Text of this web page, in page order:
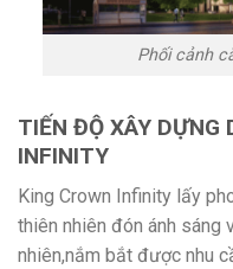
Phối cảnh
TIẾN ĐỘ XÂY DỰNG
INFINITY
King Crown Infinity lấy
thiên nhiên đón ánh sáng
nhiên,nắm bắt được nhu